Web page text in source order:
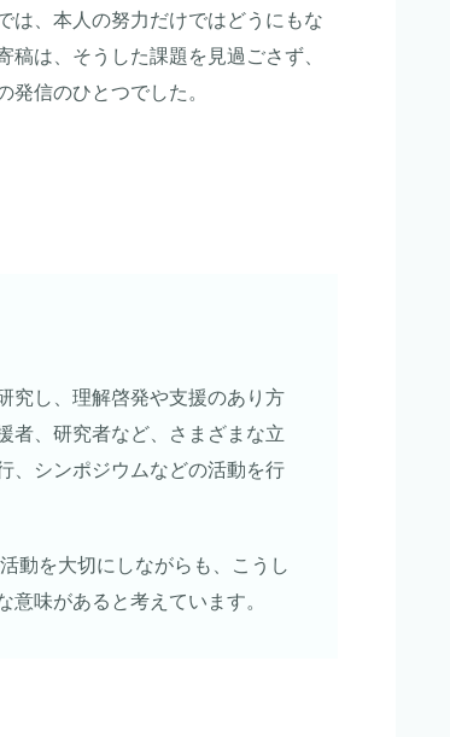
は、本人の努力だけではどうにもな
は、そうした課題を見過ごさず、
信のひとつでした。
究し、理解啓発や支援のあり方
者、研究者など、さまざまな立
、シンポジウムなどの活動を行
動を大切にしながらも、こうし
味があると考えています。